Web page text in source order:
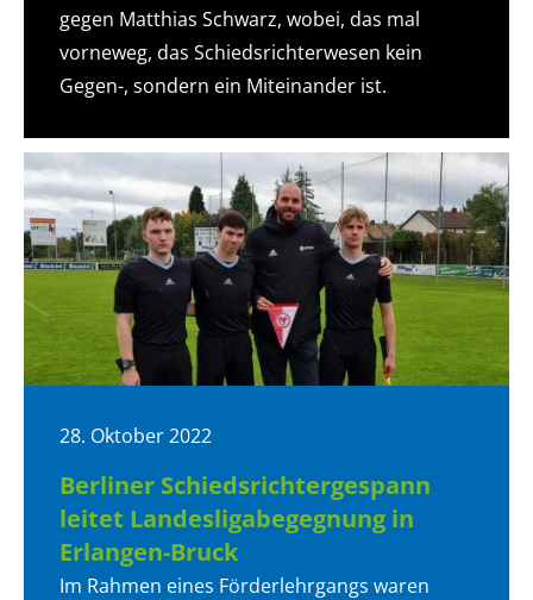
gegen Matthias Schwarz, wobei, das mal
vorneweg, das Schiedsrichterwesen kein
Gegen-, sondern ein Miteinander ist.
28. Oktober 2022
Berliner Schiedsrichtergespann
leitet Landesligabegegnung in
Erlangen-Bruck
Im Rahmen eines Förderlehrgangs waren